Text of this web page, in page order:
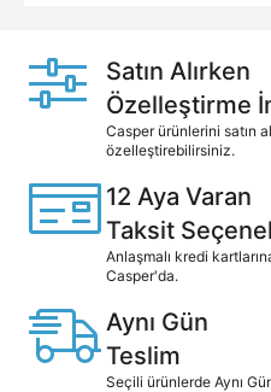
Satın Alırken
Özelleştirme
Casper ürünlerini satın
özelleştirebilirsiniz.
12 Aya Varan
Taksit
Anlaşmalı kredi
Casper'da.
Aynı Gün
Teslim
Seçili ürünlerde Aynı